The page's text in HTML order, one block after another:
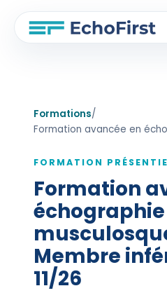
Formations/
FORMATION
Formation
échographie
Membre
11/26